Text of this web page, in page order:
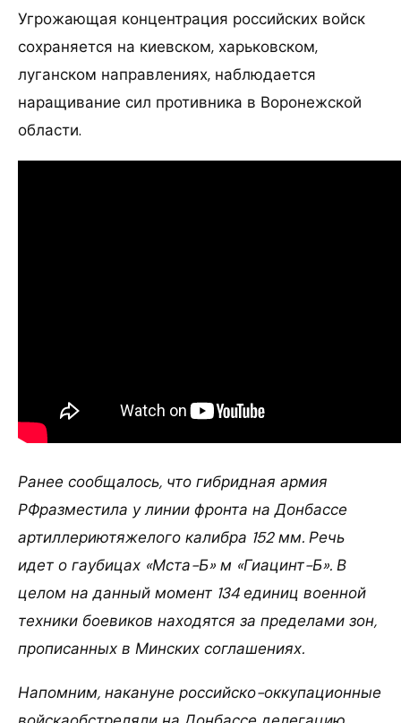
Угрожающая концентрация российских войск
сохраняется на киевском, харьковском,
луганском направлениях, наблюдается
наращивание сил противника в Воронежской
области.
Ранее сообщалось, что гибридная армия
РФразместила у линии фронта на Донбассе
артиллериютяжелого калибра 152 мм. Речь
идет о гаубицах «Мста-Б» м «Гиацинт-Б». В
целом на данный момент 134 единиц военной
техники боевиков находятся за пределами зон,
прописанных в Минских соглашениях.
Напомним, накануне российско-оккупационные